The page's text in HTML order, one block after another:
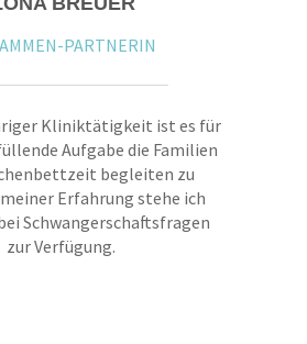
PARTNERIN
Kliniktätigkeit ist es für
Aufgabe die Familien
begleiten zu
Erfahrung stehe ich
Schwangerschaftsfragen
zur Verfügung.